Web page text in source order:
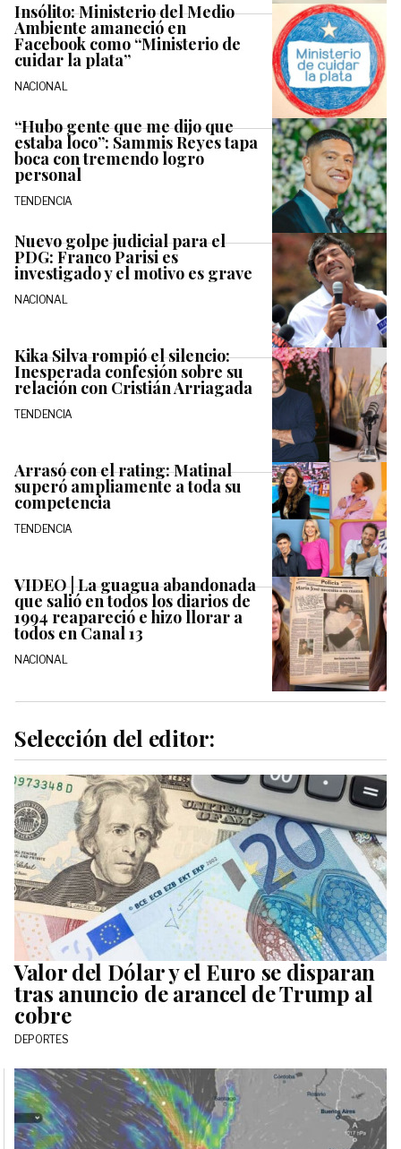
Insólito: Ministerio del Medio
Ambiente amaneció en
Facebook como “Ministerio de
cuidar la plata”
NACIONAL
“Hubo gente que me dijo que
estaba loco”: Sammis Reyes tapa
boca con tremendo logro
personal
TENDENCIA
Nuevo golpe judicial para el
PDG: Franco Parisi es
investigado y el motivo es grave
NACIONAL
Kika Silva rompió el silencio:
Inesperada confesión sobre su
relación con Cristián Arriagada
TENDENCIA
Arrasó con el rating: Matinal
superó ampliamente a toda su
competencia
TENDENCIA
VIDEO | La guagua abandonada
que salió en todos los diarios de
1994 reapareció e hizo llorar a
todos en Canal 13
NACIONAL
Selección del editor:
Valor del Dólar y el Euro se disparan
tras anuncio de arancel de Trump al
cobre
DEPORTES